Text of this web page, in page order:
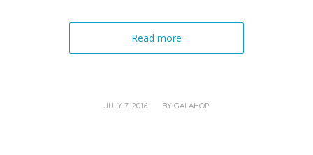
Read more
JULY 7, 2016
/ BYGALAHOP